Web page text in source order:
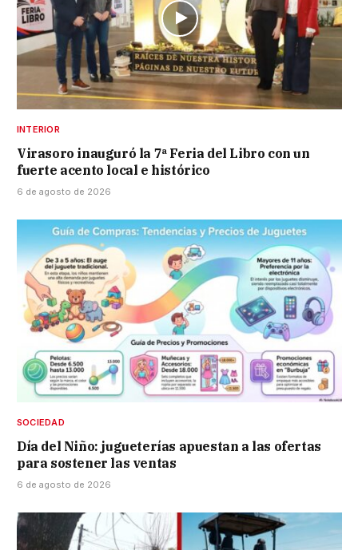
INTERIOR
Virasoro inauguró la 7ª Feria del Libro con un
fuerte acento local e histórico
6 de agosto de 2026
SOCIEDAD
Día del Niño: jugueterías apuestan a las ofertas
para sostener las ventas
6 de agosto de 2026